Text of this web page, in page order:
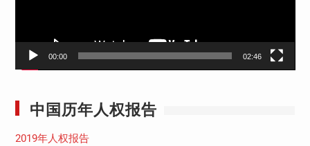
00:00 02:46
中国历年人权报告
2019年人权报告